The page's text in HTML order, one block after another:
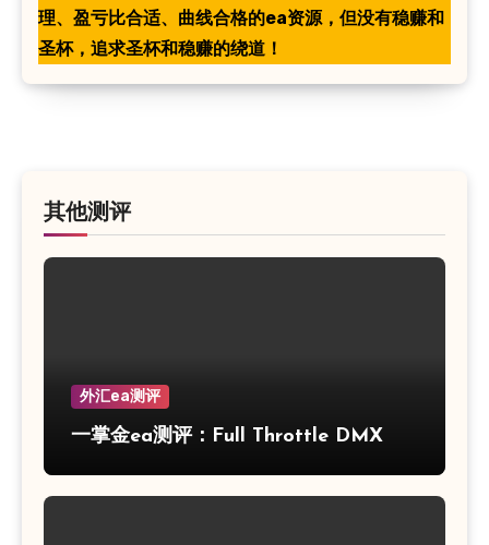
理、盈亏比合适、曲线合格的ea资源，但没有稳赚和
圣杯，追求圣杯和稳赚的绕道！
其他测评
外汇ea测评
一掌金ea测评：Full Throttle DMX